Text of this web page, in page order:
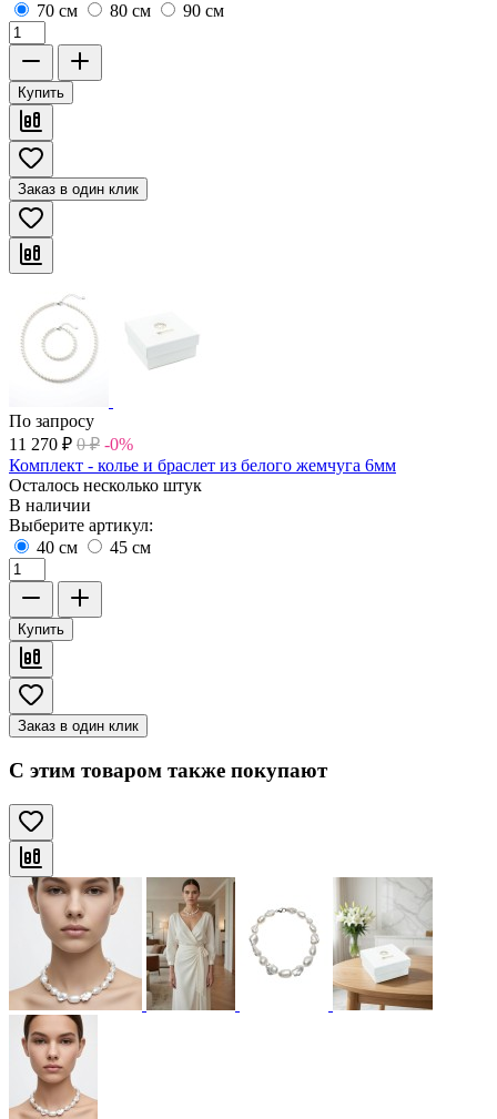
70 см
80 см 90 см
Купить
Заказ в один клик
По запросу
11 270 ₽ 0 ₽ -0%
Комплект - колье и браслет из белого жемчуга 6мм
Осталось несколько штук
В наличии
Выберите артикул:
40 см
45 см
Купить
Заказ в один клик
С этим товаром также покупают